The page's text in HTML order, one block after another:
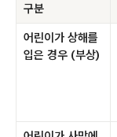
구분
어린이가 상해를
입은 경우 (부상)